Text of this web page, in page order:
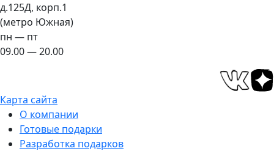
д.125Д, корп.1
(метро Южная)
пн — пт
09.00 — 20.00
Карта сайта
О компании
Готовые подарки
Разработка подарков